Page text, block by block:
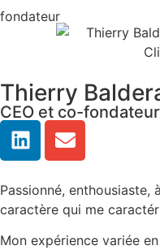
fondateur
Thierry
CEO et co-
Passionné, enthousiaste,
caractère qui me
Mon expérience variée